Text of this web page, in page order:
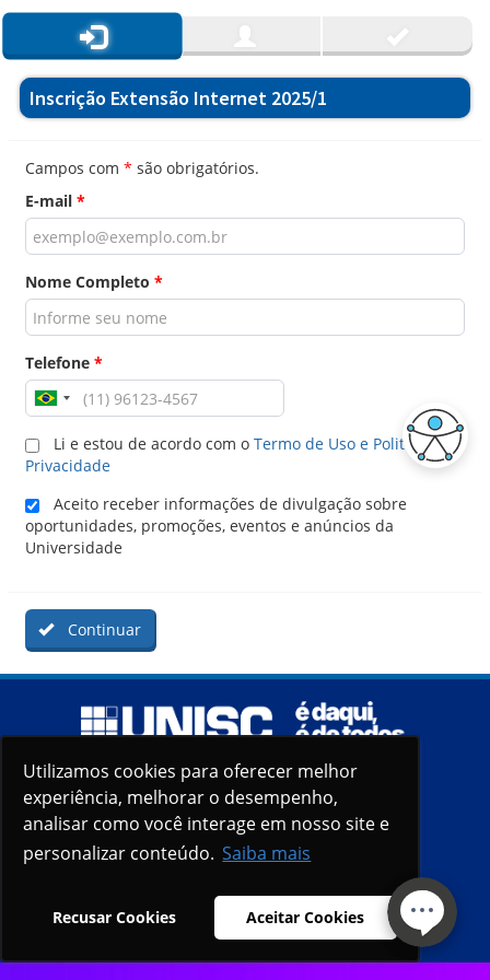
Utilizamos cookies para oferecer melhor
experiência, melhorar o desempenho,
analisar como você interage em nosso site e
personalizar conteúdo. Saiba mais
Recusar Cookies Aceitar Cookies
Utilizamos cookies para oferecer melhor
experiência, melhorar o desempenho,
analisar como você interage em nosso site e
personalizar conteúdo. Saiba mais
Recusar Cookies Aceitar Cookies
Inscrição Extensão Internet 2025/1
Campos com * são obrigatórios.
E-mail *
Nome Completo *
Telefone *
Li e estou de acordo com o Termo de Uso e Politica de
Privacidade
Aceito receber informações de divulgação sobre
oportunidades, promoções, eventos e anúncios da
Universidade
Continuar